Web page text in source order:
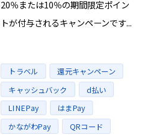
20％または10％の期間限定ポイン
トが付与されるキャンペーンです...
Tagsトラベル
還元キャンペーン
キャッシュバック
d払い
LINEPay
はまPay
かながわPay QRコード